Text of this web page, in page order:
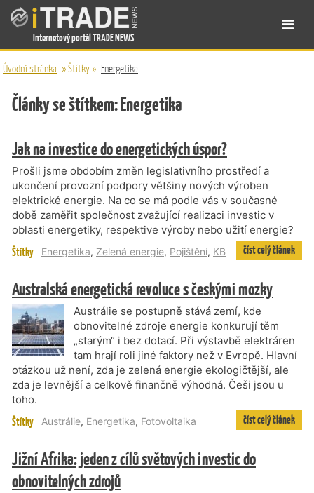
Internetový portál TRADE NEWS
Úvodní stránka »Štítky» Energetika
Články se štítkem: Energetika
Jak na investice do energetických úspor?
Prošli jsme obdobím změn legislativního prostředí a
ukončení provozní podpory většiny nových výroben
elektrické energie. Na co se má podle vás v současné
době zaměřit společnost zvažující realizaci investic v
oblasti energetiky, respektive výroby nebo užití energie?
Štítky Energetika, Zelená energie, Pojištění, KB číst celý článek
Australská energetická revoluce s českými mozky
Austrálie se postupně stává zemí, kde
obnovitelné zdroje energie konkurují těm
„starým“ i bez dotací. Při výstavbě elektráren
tam hrají roli jiné faktory než v Evropě. Hlavní
otázkou už není, zda je zelená energie ekologičtější, ale
zda je levnější a celkově finančně výhodná. Češi jsou u
toho.
Štítky Austrálie, Energetika, Fotovoltaika číst celý článek
Jižní Afrika: jeden z cílů světových investic do
obnovitelných zdrojů